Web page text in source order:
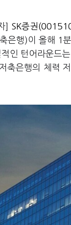
] SK증권
은행)이 올해 1
인 턴어라운드
축은행의 체력